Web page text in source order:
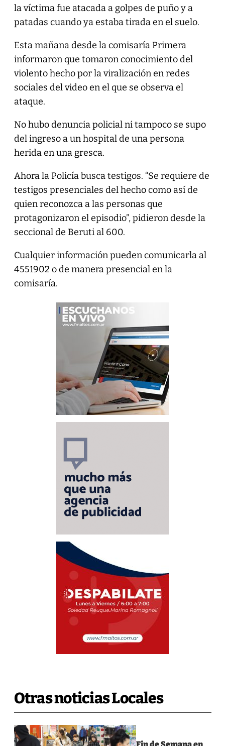
la víctima fue atacada a golpes de puño y a
patadas cuando ya estaba tirada en el suelo.
Esta mañana desde la comisaría Primera
informaron que tomaron conocimiento del
violento hecho por la viralización en redes
sociales del video en el que se observa el
ataque.
No hubo denuncia policial ni tampoco se supo
del ingreso a un hospital de una persona
herida en una gresca.
Ahora la Policía busca testigos. “Se requiere de
testigos presenciales del hecho como así de
quien reconozca a las personas que
protagonizaron el episodio”, pidieron desde la
seccional de Beruti al 600.
Cualquier información pueden comunicarla al
4551902 o de manera presencial en la
comisaría.
Otras noticias Locales
Fin de Semana en